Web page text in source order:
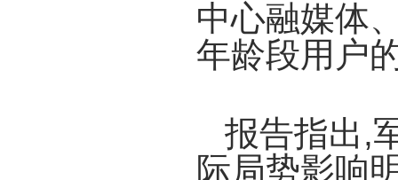
中心融媒体
年龄段用户
报告指出,
际局势影响